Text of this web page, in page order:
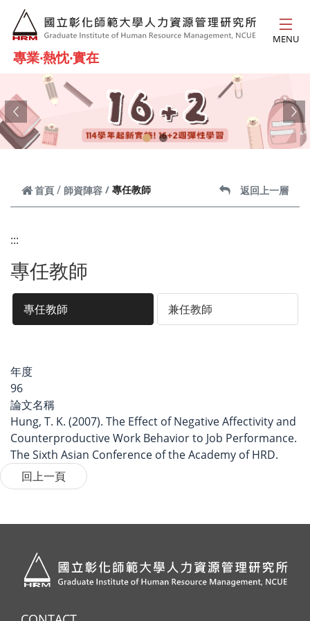
跳到主要內容
專業‧熱忱‧實在
MENU
Previous
首頁 師資陣容 專任教師 返回上一層
:::
專任教師
專任教師 兼任教師
年度
96
論文名稱
Hung, T. K. (2007). The Effect of Negative Affectivity and
Counterproductive Work Behavior to Job Performance.
The Sixth Asian Conference of the Academy of HRD.